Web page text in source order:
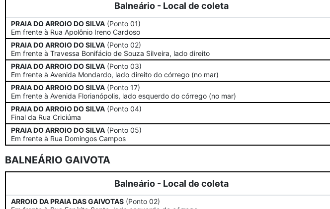
Balneário - Local de coleta
PRAIA DO ARROIO DO SILVA (Ponto 01)
Em frente à Rua Apolônio Ireno Cardoso
PRAIA DO ARROIO DO SILVA (Ponto 02)
Em frente à Travessa Bonifácio de Souza Silveira, lado direito
PRAIA DO ARROIO DO SILVA (Ponto 03)
Em frente à Avenida Mondardo, lado direito do córrego (no mar)
PRAIA DO ARROIO DO SILVA (Ponto 17)
Em frente à Avenida Florianópolis, lado esquerdo do córrego (no mar)
PRAIA DO ARROIO DO SILVA (Ponto 04)
Final da Rua Criciúma
PRAIA DO ARROIO DO SILVA (Ponto 05)
Em frente à Rua Domingos Campos
BALNEÁRIO GAIVOTA
Balneário - Local de coleta
ARROIO DA PRAIA DAS GAIVOTAS (Ponto 02)